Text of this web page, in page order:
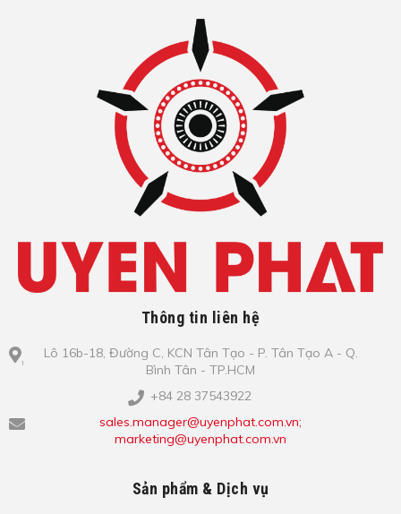
Thông tin liên hệ
Lô​ 16b-18, Đ​ư​ờ​ng C, KCN Tâ​n Tạo​ - P. Tâ​n Tạo​ A - Q.
Bình​ Tâ​n - TP.HCM
+84 28 37543922
sales.manager@uyenphat.com.vn;
marketing@uyenphat.com.vn
Sản phẩm & Dịch vụ